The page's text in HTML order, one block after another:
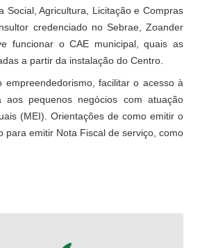
Social, Agricultura, Licitação e Compras
credenciado no Sebrae, Zoander
funcionar o CAE municipal, quais as
a partir da instalação do Centro.
facilitar o acesso à
pequenos negócios com atuação
(MEI). Orientações de como emitir o
para emitir Nota Fiscal de serviço, como